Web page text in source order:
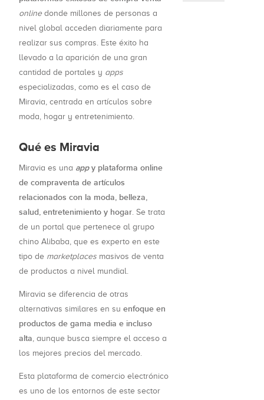
onlinedonde millones de personas a
nivel global acceden diariamente para
realizar sus compras. Este éxito ha
llevado a la aparición de una gran
cantidad de portales y apps
especializadas, como es el caso de
Miravia, centrada en artículos sobre
moda, hogar y entretenimiento.
Qué es Miravia
Miravia es una appy plataforma online
de compraventa de artículos
relacionados con la moda, belleza,
salud, entretenimiento y hogar . Se trata
de un portal que pertenece al grupo
chino Alibaba, que es experto en este
tipo de marketplaces masivos de venta
de productos a nivel mundial.
Miravia se diferencia de otras
alternativas similares en su enfoque en
productos de gama media e incluso
alta , aunque busca siempre el acceso a
los mejores precios del mercado.
Esta plataforma de comercio electrónico
es uno de los entornos de este sector